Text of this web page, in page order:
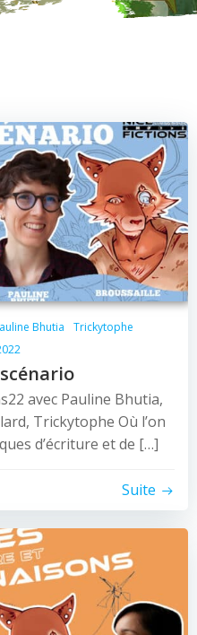
Bhutia
Trickytophe
scénario
avec Pauline Bhutia,
Trickytophe Où l’on
d’écriture et de […]
Suite